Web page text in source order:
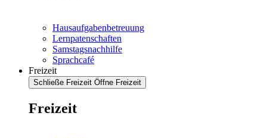
Hausaufgabenbetreuung
Lernpatenschaften
Samstagsnachhilfe
Sprachcafé
Freizeit
Schließe Freizeit Öffne Freizeit
Freizeit